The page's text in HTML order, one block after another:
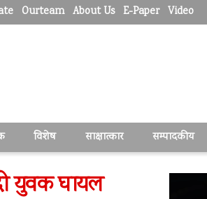
Ourteam About Us E-Paper Video
विशेष साक्षात्कार सम्पादकीय
युवक घायल